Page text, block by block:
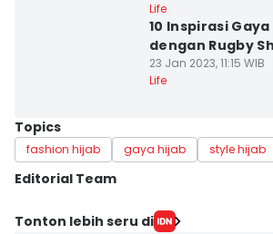
Life
10 Inspirasi
dengan Rugby
23 Jan 2023, 11:15 WIB
Life
Topics
fashion hijab gaya hijab style hijab
Editorial Team
Editor
Tonton lebih seru di